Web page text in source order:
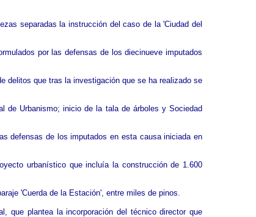
separadas la instrucción del caso de la 'Ciudad del
por las defensas de los diecinueve imputados
delitos que tras la investigación que se ha realizado se
de Urbanismo; inicio de la tala de árboles y Sociedad
defensas de los imputados en esta causa iniciada en
urbanístico que incluía la construcción de 1.600
'Cuerda de la Estación', entre miles de pinos.
que plantea la incorporación del técnico director que